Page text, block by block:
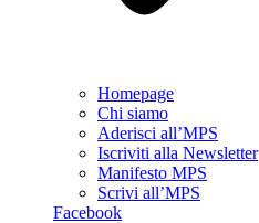
Homepage
Chi siamo
Aderisci all’MPS
Iscriviti alla Newsletter
Manifesto MPS
Scrivi all’MPS
Facebook